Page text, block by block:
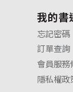
我的書
忘記密碼
訂單查詢
會員服務
隱私權政